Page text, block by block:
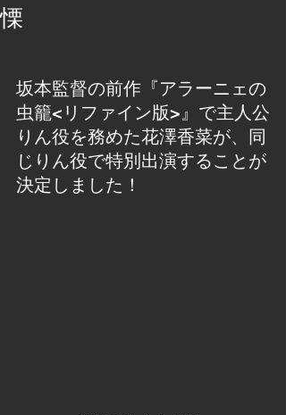
慄
坂本監督の前作『アラーニェの
虫籠<リファイン版>』で主人公
りん役を務めた花澤香菜が、同
じりん役で特別出演することが
決定しました！